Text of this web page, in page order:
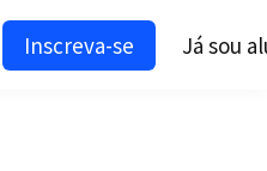
Inscreva-se Já sou